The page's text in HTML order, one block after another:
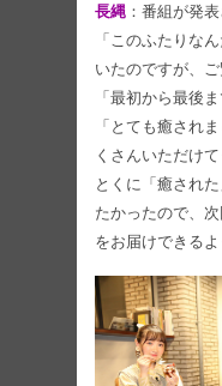
長縄 ：番組が発
「このふたりな
いたのですが、
「最初から最後
「とても癒され
くさんいただけ
とくに「癒され
たかったので、
をお届けできる